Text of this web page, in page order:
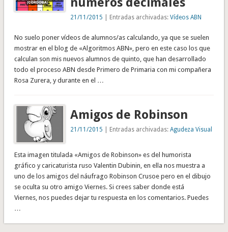
21/11/2015 | Entradas archivadas:Vídeos ABN
No suelo poner vídeos de alumnos/as calculando, ya que se suelen
mostrar en el blog de «Algoritmos ABN», pero en este caso los que
calculan son mis nuevos alumnos de quinto, que han desarrollado
todo el proceso ABN desde Primero de Primaria con mi compañera
Rosa Zurera, y durante en el …
Amigos de Robinson
21/11/2015 | Entradas archivadas:Agudeza Visual
Esta imagen titulada «Amigos de Robinson» es del humorista
gráfico y caricaturista ruso Valentin Dubinin, en ella nos muestra a
uno de los amigos del náufrago Robinson Crusoe pero en el dibujo
se oculta su otro amigo Viernes. Si crees saber donde está
Viernes, nos puedes dejar tu respuesta en los comentarios. Puedes
…